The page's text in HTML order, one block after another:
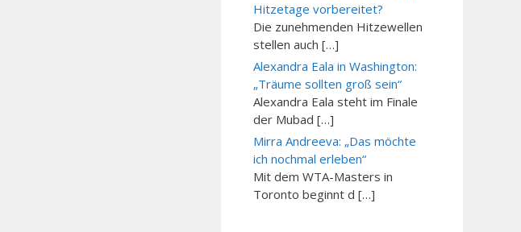
Hitzetage vorbereitet?
Die zunehmenden Hitzewellen
stellen auch […]
Alexandra Eala in Washington:
„Träume sollten groß sein“
Alexandra Eala steht im Finale
der Mubad […]
Mirra Andreeva: „Das möchte
ich nochmal erleben“
Mit dem WTA-Masters in
Toronto beginnt d […]